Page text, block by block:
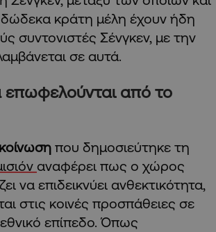
κράτη μέλη έχουν ήδη
συντονιστές Σένγκεν, με την
σε αυτά.
επωφελούνται από το
που δημοσιεύτηκε τη
αναφέρει πως ο χώρος
να επιδεικνύει ανθεκτικότητα,
στις κοινές προσπάθειες σε
επίπεδο. Όπως